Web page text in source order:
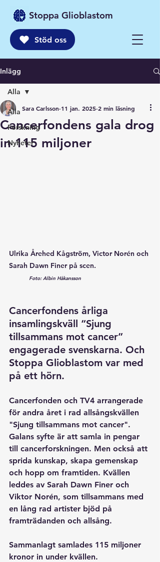
Stoppa Glioblastom
Stöd oss
Inlägg
Alla
Forskning
Nyheter
Alla
Cancerfondens gala drog
in 115 miljoner
Sara Carlsson 11 jan. 2025 2 min läsning
Ulrika Årehed Kågström, Victor Norén och
Sarah Dawn Finer på scen.
Foto: Albin Håkansson
Cancerfondens årliga
insamlingskväll “Sjung
tillsammans mot cancer”
engagerade svenskarna. Och
Stoppa Glioblastom var med
på ett hörn.
Cancerfonden och TV4 arrangerade
för andra året i rad allsångskvällen
"Sjung tillsammans mot cancer".
Galans syfte är att samla in pengar
till cancerforskningen. Men också att
sprida kunskap, skapa gemenskap
och hopp om framtiden. Kvällen
leddes av Sarah Dawn Finer och
Viktor Norén, som tillsammans med
en lång rad artister bjöd på
framträdanden och allsång.
Sammanlagt samlades 115 miljoner
kronor in under kvällen.